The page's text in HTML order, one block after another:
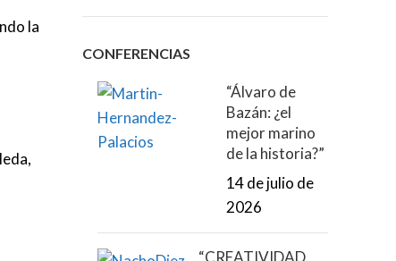
la
CONFERENCIAS
“Álvaro de
Bazán: ¿el
mejor marino
de la historia?”
14 de julio de
2026
“CREATIVIDAD.